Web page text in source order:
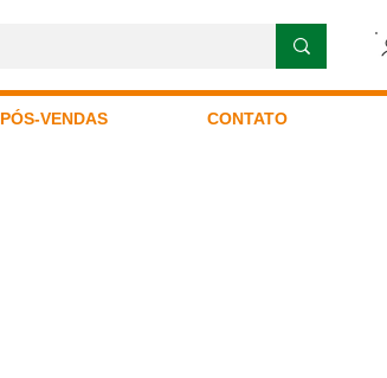
PÓS-VENDAS CONTATO